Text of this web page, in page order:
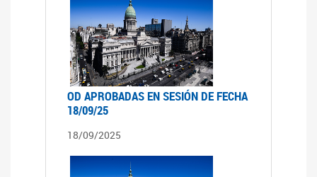
OD APROBADAS EN SESIÓN DE FECHA
18/09/25
18/09/2025